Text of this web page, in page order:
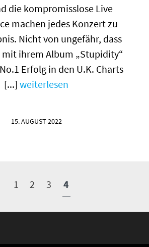
die kompromisslose Live
machen jedes Konzert zu
Nicht von ungefähr, dass
mit ihrem Album „Stupidity“
Erfolg in den U.K. Charts
[...] weiterlesen
15. AUGUST 2022
1 2 3 4